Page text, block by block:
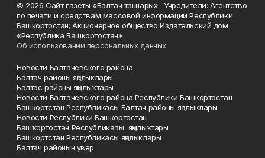
© 2026 Сайт газеты «Балтач таннары» . Учредители: Агентство
по печати и средствам массовой информации Республики
Башкортостан; Акционерное общество Издательский дом
«Республика Башкортостан».
Об использовании персональных данных
Новости Балтачевского района
Балтач районы яңалыклары
Балтас районы яңылыҡтары
Новости Балтачевского района Республики Башкортостан
Башкортстан Республикасы Балтач районы яңалыклары
Новости Республики Башкортостан
Башҡортостан Республикаһы яңылыҡтары
Башкортстан Республикасы яңалыклары
Балтач районын увер